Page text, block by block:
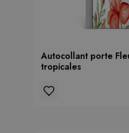
Autocollant porte
tropicales